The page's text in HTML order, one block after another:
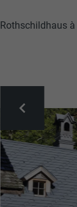
Rothschildhaus